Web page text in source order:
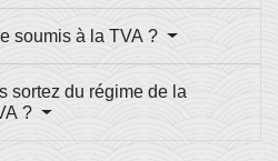
soumis à la TVA ?
sortez du régime de la
?